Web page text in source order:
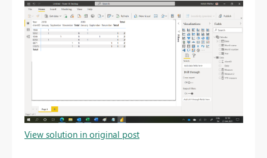
View solution in original post